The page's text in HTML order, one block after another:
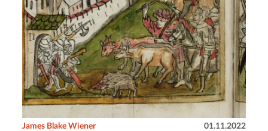
James Blake Wiener 01.11.2022